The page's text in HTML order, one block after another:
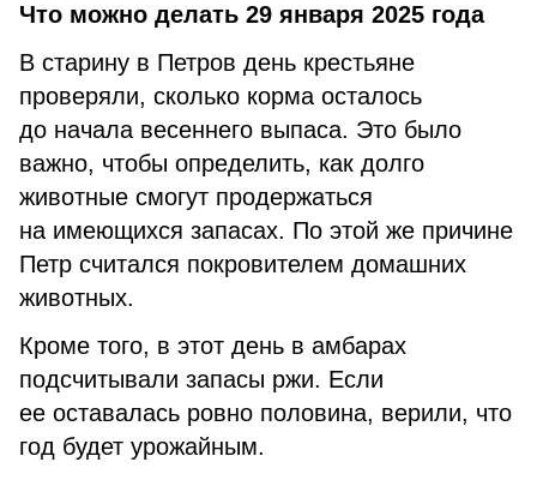
Что можно делать 29 января 2025 года
В старину в Петров день крестьяне
проверяли, сколько корма осталось
до начала весеннего выпаса. Это было
важно, чтобы определить, как долго
животные смогут продержаться
на имеющихся запасах. По этой же причине
Петр считался покровителем домашних
животных.
Кроме того, в этот день в амбарах
подсчитывали запасы ржи. Если
ее оставалась ровно половина, верили, что
год будет урожайным.